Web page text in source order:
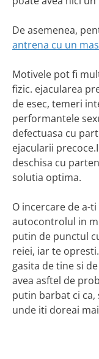
De asemenea,
antrena cu un
Motivele pot fi
fizic. ejacularea
de esec, temeri
performantele
defectuasa cu
ejacularii
deschisa cu
solutia optima.
O incercare de a-
autocontrolul in
putin de punctul
reiei, iar te
gasita de tine si
avea asftel de
putin barbat ci
unde iti doreai